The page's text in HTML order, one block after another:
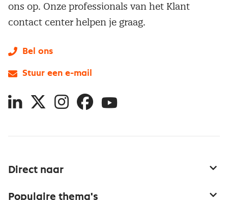
Direct naar
Populaire thema's
ons op. Onze professionals van het Klant
contact center helpen je graag.
Bel ons
Stuur een e-mail
LinkedIn
X InstagramFacebookYouTube